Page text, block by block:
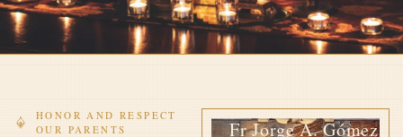
HONOR AND RESPECT
OUR PARENTS
Fr Jorge A. Gómez